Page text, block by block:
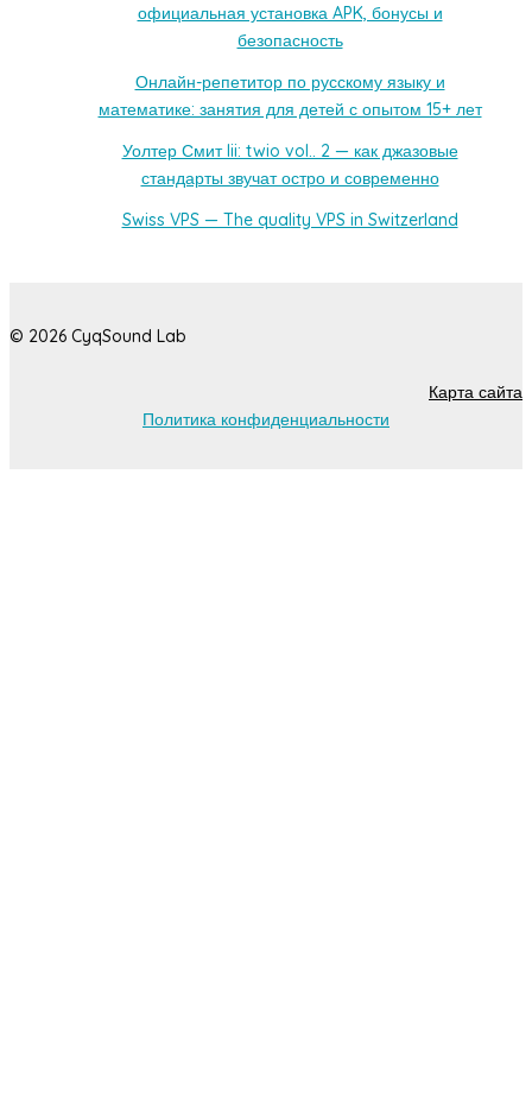
официальная установка APK, бонусы и
безопасность
Онлайн-репетитор по русскому языку и
математике: занятия для детей с опытом 15+ лет
Уолтер Смит Iii: twio vol.. 2 — как джазовые
стандарты звучат остро и современно
Swiss VPS — The quality VPS in Switzerland
© 2026 CyqSound Lab
Карта сайта
Политика конфиденциальности